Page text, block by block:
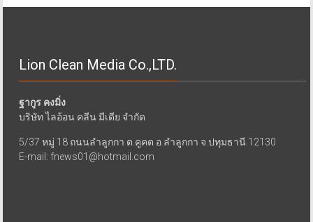
Lion Clean Media Co.,LTD.
ฐากูร คงมิ่ง
บริษัท ไลอ้อน คลีน มีเดีย จำกัด
5/37 หมู่ 18 ถนนลำลูกกา ต.คูคต อ.ลำลูกกา จ.ปทุมธานี 12130
E-mail: fnews01@hotmail.com